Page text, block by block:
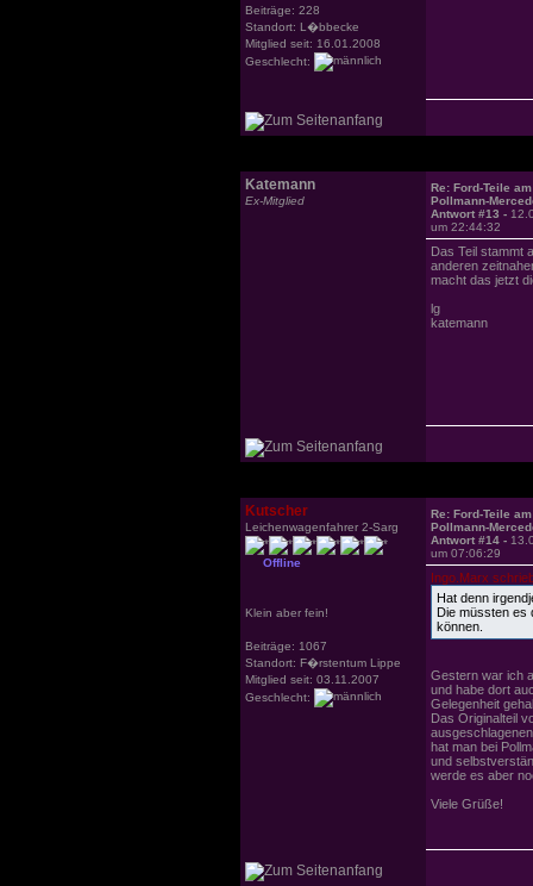
Beiträge: 228
Standort: L�bbecke
Mitglied seit: 16.01.2008
Geschlecht:
Katemann
Ex-Mitglied
Re: Ford-Teile am
Pollmann-
Antwort #13 -
um 22:44:32
Das Teil stammt
anderen
macht das jetzt
lg
katemann
Kutscher
Leichenwagenfahrer 2-Sarg
Offline
Klein aber fein!
Beiträge: 1067
Standort: F�rstentum Lippe
Mitglied seit: 03.11.2007
Geschlecht:
Re: Ford-Teile am
Pollmann-
Antwort #14 -
um 07:06:29
Ingo.Marx
Hat denn
Die müssten es
können.
Gestern war ich
und habe dort
Gelegenheit
Das Originalteil
hat man bei
und
werde es aber
Viele Grüße!